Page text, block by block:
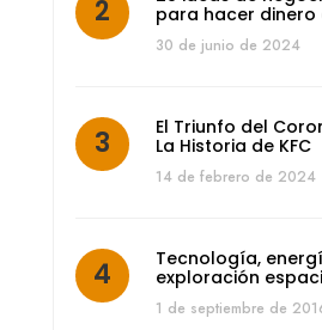
para hacer dinero
30 de junio de 2024
El Triunfo del
La Historia de KFC
14 de febrero de 2024
Tecnología,
exploración
1 de septiembre de